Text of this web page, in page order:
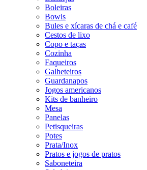
Boleiras
Bowls
Bules e xícaras de chá e café
Cestos de lixo
Copo e taças
Cozinha
Faqueiros
Galheteiros
Guardanapos
Jogos americanos
Kits de banheiro
Mesa
Panelas
Petisqueiras
Potes
Prata/Inox
Pratos e jogos de pratos
Saboneteira